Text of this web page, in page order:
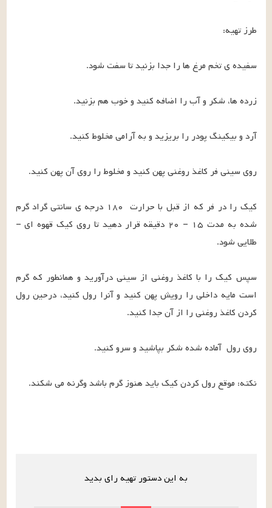
نکته: موقع رول کردن کیک باید هنوز گرم باشد وگرنه می شکند.
به این دستور تهیه رای بدید